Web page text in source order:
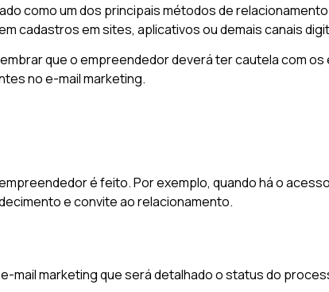
como um dos principais métodos de
cadastros em sites, aplicativos ou demais canais
que o empreendedor deverá ter cautela com os
no e-mail marketing.
é feito. Por exemplo, quando há o
e convite ao relacionamento.
mail marketing que será detalhado o status do